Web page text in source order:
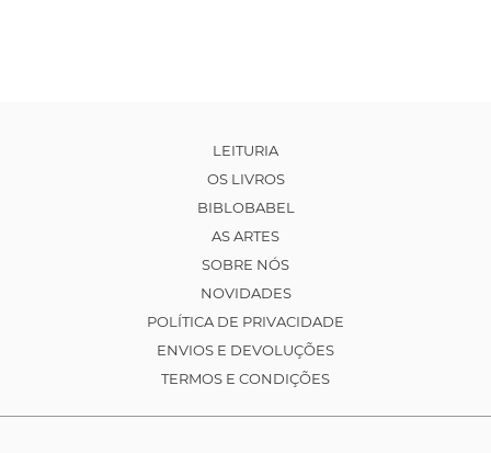
LEITURIA
OS LIVROS
BIBLOBABEL
AS ARTES
SOBRE NÓS
NOVIDADES
POLÍTICA DE PRIVACIDADE
ENVIOS E DEVOLUÇÕES
TERMOS E CONDIÇÕES